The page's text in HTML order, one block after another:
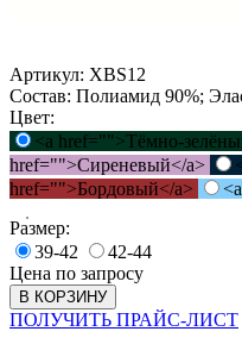
Артикул: XBS12
Состав: Полиамид 90%;
Цвет:
<a href="">Тёмно-
href="">Сиреневый</a>
href="">Бордовый</a>
Размер:
39-42
42-44
Цена по запросу
В КОРЗИНУ
ПОЛУЧИТЬ ПРАЙС-ЛИСТ